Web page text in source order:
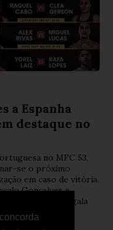
a Espanha
destaque no
no MFC 53,
se o próximo
em caso de vitória.
Gonçalves e
Portugal numa gala
Thai.